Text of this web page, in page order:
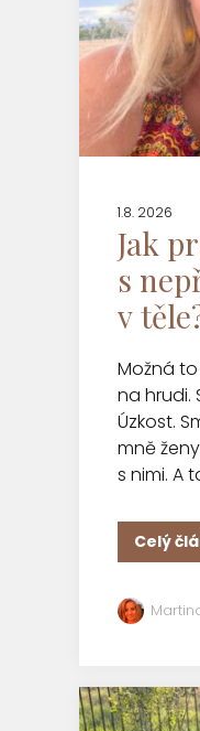
1.8. 2026
Jak
s
v
Možná
na hrudi.
Úzkost.
mně
s nimi. A
Celý